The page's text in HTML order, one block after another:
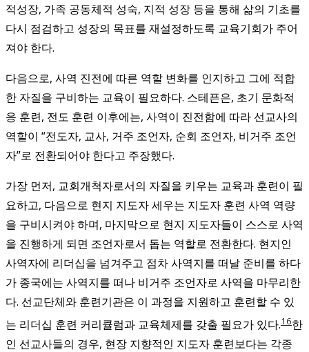
적성장, 가족 공동체적 성숙, 지적 성장 등을 통해 삶의 기초를
다시 점검하고 성장의 목표를 재설정하도록 교육기회가 주어
져야 한다.
다음으로, 사역 진전에 따른 역할 변화를 인지하고 그에 적합
한 자질을 구비하는 교육이 필요하다. 스테픈은, 초기 문화적
응 훈련, 전도 훈련 이후에는, 사역이 진전함에 따라 선교사의
역할이 “전도자, 교사, 거주 조언자, 순회 조언자, 비거주 조언
자”로 전환되어야 한다고 주장했다.
가장 먼저, 교회개척자로서의 자질을 키우는 교육과 훈련이 필
요하고, 다음으로 현지 지도자 세우는 지도자 훈련 사역 역량
을 구비시켜야 하며, 마지막으로 현지 지도자들이 스스로 사역
을 진행하게 되면 조언자로서 돕는 역할로 전환한다. 현지인
사역자에 리더십을 넘겨주고 점차 사역지를 떠날 준비를 하다
가 종국에는 사역지를 떠나 비거주 조언자로 사역을 마무리한
다. 선교단체와 훈련기관은 이 과정을 지원하고 훈련할 수 있
는 리더십 훈련 커리큘럼과 교육체제를 갖출 필요가 있다.16한
인 선교사들의 경우, 현장 지향적인 지도자 훈련보다는 각종